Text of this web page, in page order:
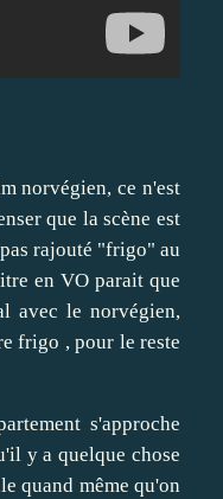
norvégien, ce n'est
que la scène est
rajouté "frigo" au
en VO parait que
avec le norvégien,
frigo , pour le reste
s'approche
y a quelque chose
quand même qu'on